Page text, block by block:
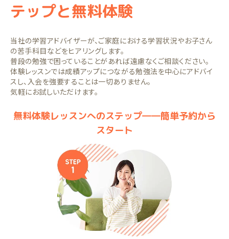
テップと無料体験
当社の学習アドバイザーが、ご家庭における学習状況やお子さん
の苦手科目などをヒアリングします。
普段の勉強で困っていることがあれば遠慮なくご相談ください。
体験レッスンでは成績アップにつながる勉強法を中心にアドバイ
スし、入会を強要することは一切ありません。
気軽にお試しいただけます。
無料体験レッスンへのステップ――簡単予約から
スタート